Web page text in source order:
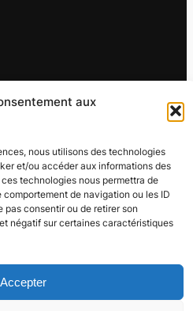
aux
nous utilisons des technologies
et/ou accéder aux informations des
technologies nous permettra de
de navigation ou les ID
pas consentir ou de retirer son
négatif sur certaines caractéristiques
Accepter
de meissan-art.fr